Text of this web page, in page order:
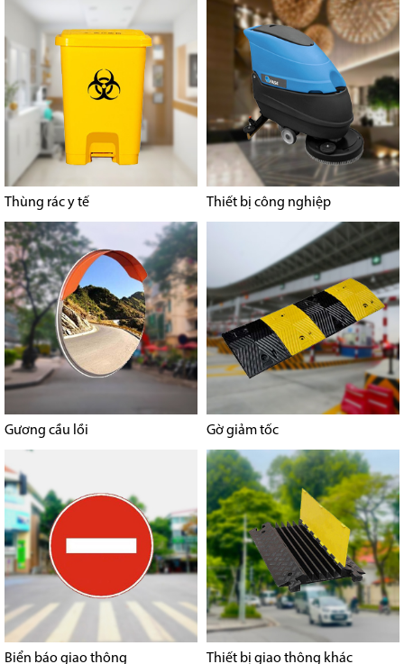
Thùng rác y tế Thiết bị công nghiệp
Gương cầu lồi Gờ giảm tốc
Biển báo giao thông Thiết bị giao thông khác